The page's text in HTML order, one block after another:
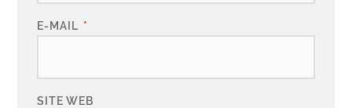
E-MAIL *
SITE WEB